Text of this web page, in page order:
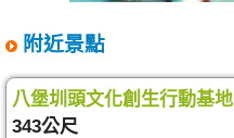
附近景點
八堡圳頭文化創生行動基地
343公尺